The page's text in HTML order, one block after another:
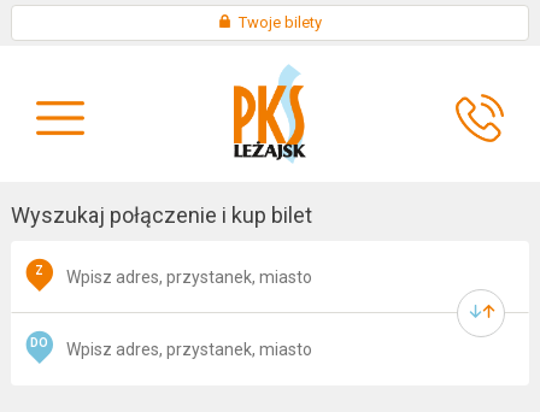
Skip
to
Twoje bilety
×
FIRMIE
Wyszukaj połączenie i kup bilet
Z
DO